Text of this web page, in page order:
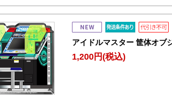
アイドルマスター 筐体オブ
1,200円(税込)